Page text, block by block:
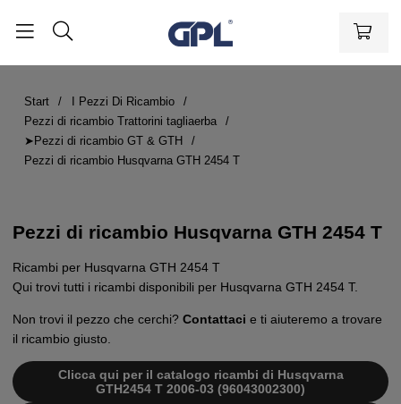
Start
I Pezzi Di Ricambio
Pezzi di ricambio Trattorini tagliaerba
➤Pezzi di ricambio GT & GTH
Pezzi di ricambio Husqvarna GTH 2454 T
Pezzi di ricambio Husqvarna GTH 2454 T
Ricambi per Husqvarna GTH 2454 T
Qui trovi tutti i ricambi disponibili per Husqvarna GTH 2454 T.
Non trovi il pezzo che cerchi? Contattaci e ti aiuteremo a trovare
il ricambio giusto.
Clicca qui per il catalogo ricambi di Husqvarna
GTH2454 T 2006-03 (96043002300)